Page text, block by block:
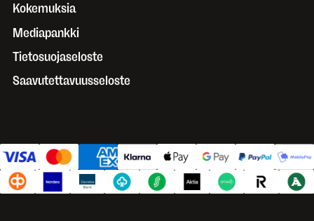
Kokemuksia
Mediapankki
Tietosuojaseloste
Saavutettavuusseloste